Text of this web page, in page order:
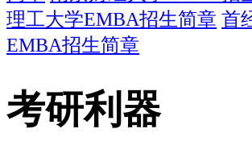
理工大学EMBA招生简章 首
EMBA招生简章
考研利器